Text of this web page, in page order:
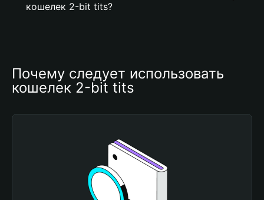
кошелек 2-bit tits?
Почему следует использовать
кошелек 2-bit tits